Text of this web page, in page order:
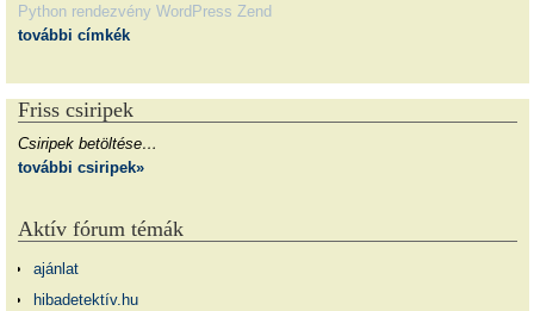
Python rendezvény WordPress Zend
további címkék
Friss csiripek
Csiripek betöltése…
további csiripek»
Aktív fórum témák
ajánlat
hibadetektív.hu